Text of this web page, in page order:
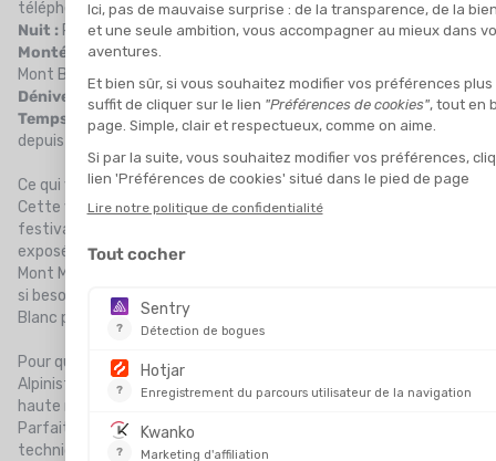
téléphérique depuis Chamonix
Nuit : Refuge des Cosmiques (3 613 m)
Montées successives :
Mont Blanc
Dénivelé positif :
Environ 1 600 m depuis les Cosmiques
Temps d’ascension :Généralement en 1 jour (départ de nuit
depuis le refuge)
Ce qui vous attend
Cette voie, aussi appeléela traversée des 3 Monts
festival de sommets. On commence par gravir le
exposé aux chutes de séracs, puis vient le
Mont Maudit, parfois très raide (40-50°), équipé de cordes fixes
si besoin. Après cet effort intense, l’ultime montée au Mont
Blanc paraît presque douce… mais attention à l’altitude !
Pour qui ?
Alpinistes
aguerris
avec une expérience de la progression en
haute montagne
Parfait pour les amateurs d’esthétique et de challenge
technique